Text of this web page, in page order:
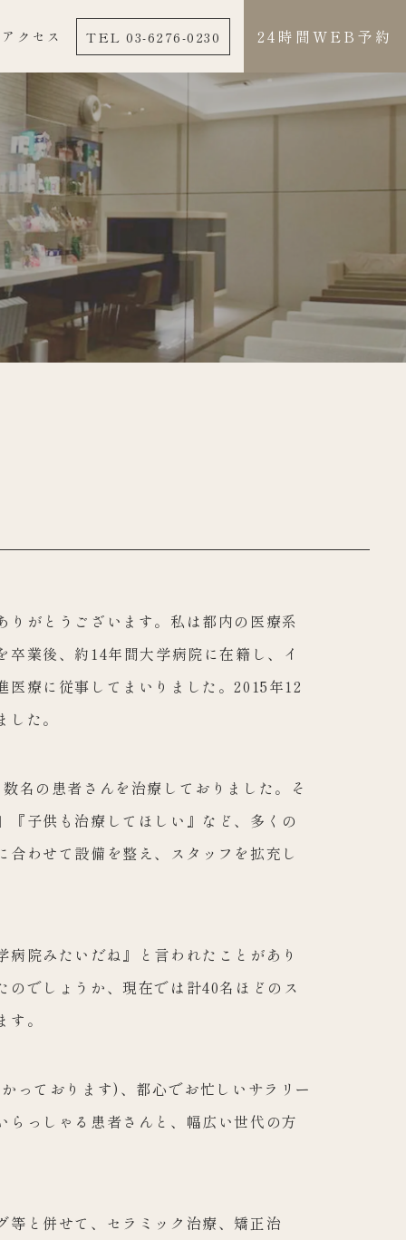
アクセス TEL 03-6276-0230 24時間WEB予約
がとうございます。私は都内の医療系
業後、約14年間大学病院に在籍し、イ
医療に従事してまいりました。2015年12
た。
名の患者さんを治療しておりました。そ
『子供も治療してほしい』など、多くの
合わせて設備を整え、スタッフを拡充し
院みたいだね』と言われたことがあり
のでしょうか、現在では計40名ほどのス
。
っております)、都心でお忙しいサラリー
らっしゃる患者さんと、幅広い世代の方
等と併せて、セラミック治療、矯正治